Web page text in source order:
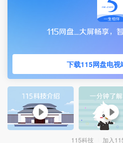
下载115网盘电视
115科技 加入